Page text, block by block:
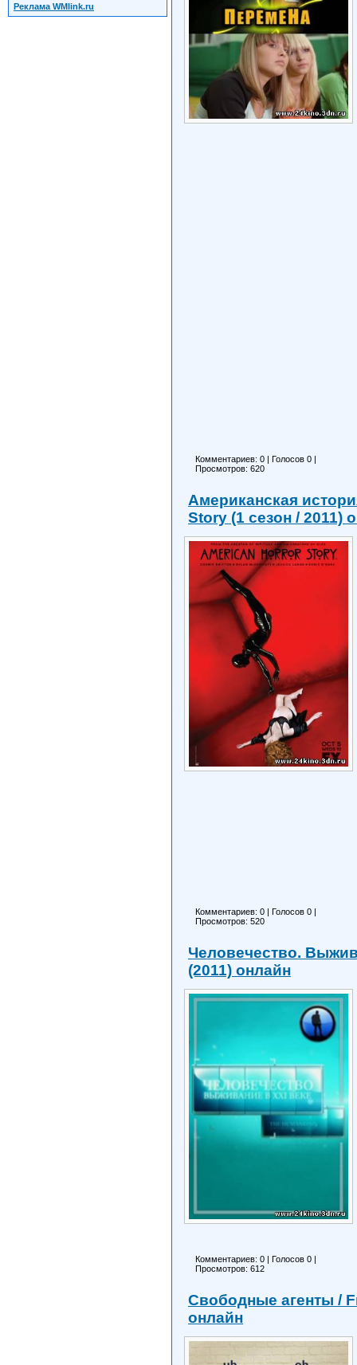
Реклама WMlink.ru
Комментариев: 0 | Голосов 0 |
Просмотров: 620
Американская
Story (1 сезон / 2011)
Комментариев: 0 | Голосов 0 |
Просмотров: 520
Человечество.
(2011) онлайн
Комментариев: 0 | Голосов 0 |
Просмотров: 612
Свободные агенты /
онлайн